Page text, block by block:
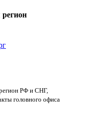
РФ и СНГ,
головного офиса